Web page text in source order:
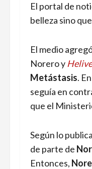
El portal de
belleza sino
El medio
Norero y
Metástasis.
seguía en
que el
Según lo
de parte de
Entonces,